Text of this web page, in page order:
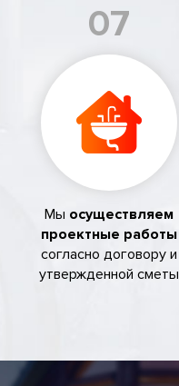
07
Мы осуществляем
проектные работы
согласно договору и
утвержденной сметы